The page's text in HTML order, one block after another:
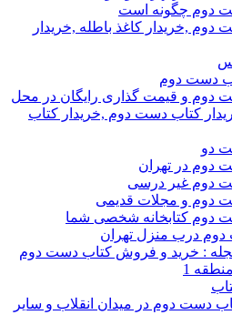
دوم چگونه است
دوم ,خریدار کاغذ باطله ,خریدار
دست دوم
دوم و قیمت گذاری رایگان در محل
کتاب دست دوم ,خریدار کتاب
دو
دوم در تهران
دوم غیر درسی
دوم و مجلات قدیمی
دوم کتابخانه شخصی شما
درب منزل تهران
: خرید و فروش کتاب دست دوم
1
دست دوم در میدان انقلاب و سایر